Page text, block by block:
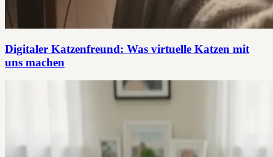
Digitaler Katzenfreund: Was virtuelle Katzen mit
uns machen